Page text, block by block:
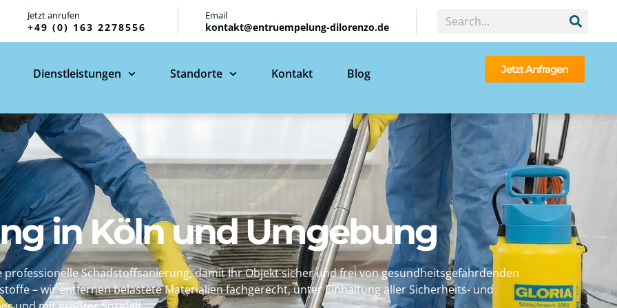
Jetzt anrufen
+49 (0) 163 2278556
Email
kontakt@entruempelung-dilorenzo.de
Dienstleistungen Standorte Kontakt Blog Jetzt Anfragen
in Köln und Umgebung
Schadstoffsanierung, damit Ihr Objekt sicher und frei von gesundheitsgefährdenden
– wir entfernen belastete Materialien fachgerecht, unter Einhaltung aller Sicherheits- und